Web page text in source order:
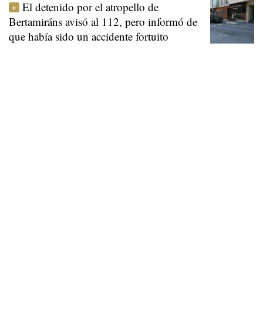
El detenido por el atropello de
Bertamiráns avisó al 112, pero informó de
que había sido un accidente fortuito